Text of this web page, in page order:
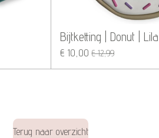
Bijtketting | Donut | Lila
€ 10,00 € 12,99
Terug naar overzicht